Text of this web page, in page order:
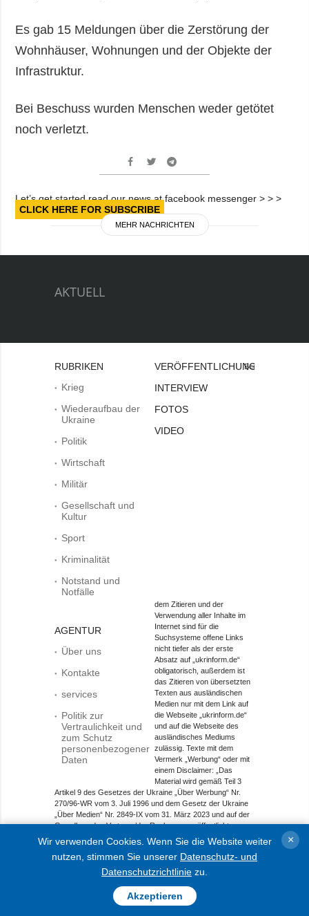
Es gab 15 Meldungen über die Zerstörung der
Wohnhäuser, Wohnungen und der Objekte der
Infrastruktur.
Bei Beschuss wurden Menschen weder getötet
noch verletzt.
Let’s get started read our news at facebook messenger > > >
CLICK HERE FOR SUBSCRIBE
MEHR NACHRICHTEN
AKTUELL
RUBRIKEN
Krieg
Wiederaufbau der
Ukraine
Politik
Wirtschaft
Militär
Gesellschaft und
Kultur
Sport
Kriminalität
Notstand und
Notfälle
AGENTUR
Über uns
Kontakte
services
Politik zur
Vertraulichkeit und
zum Schutz
personenbezogener
Daten
VERÖFFENTLICHUNGEN
INTERVIEW
FOTOS
VIDEO
Bei
dem Zitieren und der
Verwendung aller Inhalte im
Internet sind für die
Suchsysteme offene Links
nicht tiefer als der erste
Absatz auf „ukrinform.de“
obligatorisch, außerdem ist
das Zitieren von übersetzten
Texten aus ausländischen
Medien nur mit dem Link auf
die Webseite „ukrinform.de“
und auf die Webseite des
ausländisches Mediums
zulässig. Texte mit dem
Vermerk „Werbung“ oder mit
einem Disclaimer: „Das
Material wird gemäß Teil 3
Artikel 9 des Gesetzes der Ukraine „Über Werbung“ Nr.
270/96-WR vom 3. Juli 1996 und dem Gesetz der Ukraine
„Über Medien“ Nr. 2849-IX vom 31. März 2023 und auf der
Grundlage des Vertrags/der Rechnung veröffentlicht.
Objekt im Bereich Onlinemedien; Medien-ID R40-01421.
© 2015-2026 Ukrinform. Alle Rechte sind geschützt.
Wir verwenden Cookies. Wenn Sie die Website weiter
nutzen, stimmen Sie unserer Datenschutz- und
Datenschutzrichtlinie zu.
Akzeptieren
×